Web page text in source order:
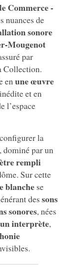
Commerce -
nuances de
sonore
Mougenot
par
Collection.
en une œuvre
et en
l’espace
la
dominé par un
rempli
Sur cette
blanchese
des sons
sonores, nées
interprète,